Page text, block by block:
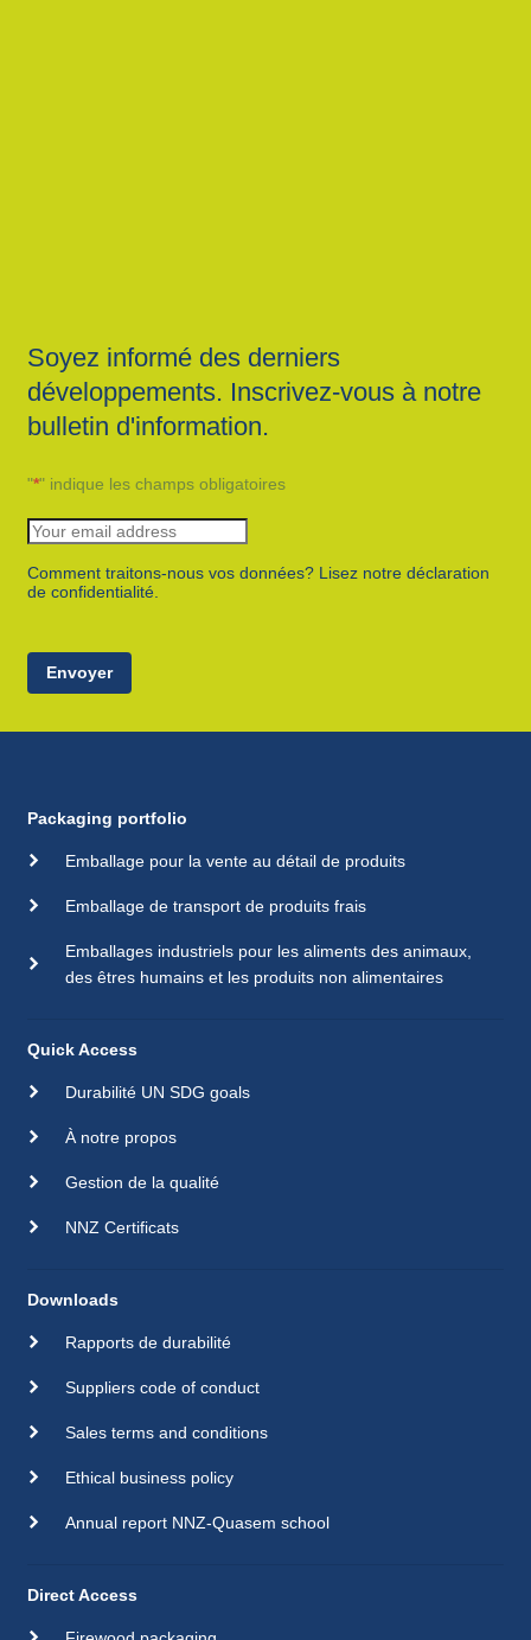
Soyez informé des derniers
développements. Inscrivez-vous à notre
bulletin d'information.
"*" indique les champs obligatoires
Comment traitons-nous vos données? Lisez notre déclaration
de confidentialité.
Envoyer
Packaging portfolio
Emballage pour la vente au détail de produits
Emballage de transport de produits frais
Emballages industriels pour les aliments des animaux,
des êtres humains et les produits non alimentaires
Quick Access
Durabilité UN SDG goals
À notre propos
Gestion de la qualité
NNZ Certificats
Downloads
Rapports de durabilité
Suppliers code of conduct
Sales terms and conditions
Ethical business policy
Annual report NNZ-Quasem school
Direct Access